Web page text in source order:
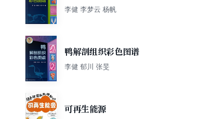
李健 李梦云 杨帆
鸭解剖组织彩色图谱
李健 郁川 张旻
可再生能源